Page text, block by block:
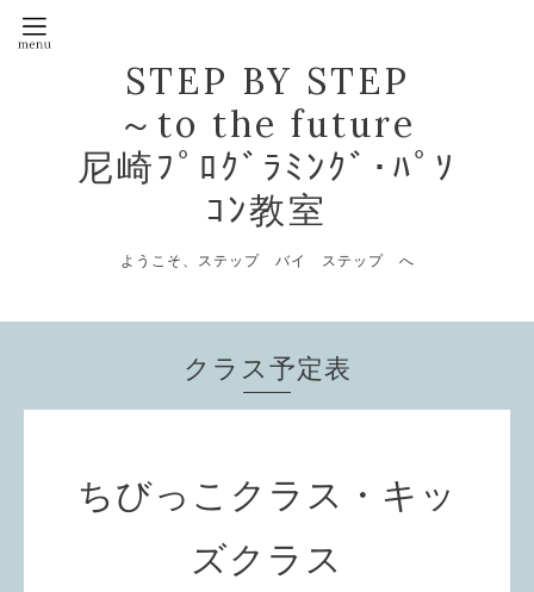
STEP BY STEP
～to the future
尼崎ﾌﾟﾛｸﾞﾗﾐﾝｸﾞ･ﾊﾟｿ
ｺﾝ教室
ようこそ、ステップ バイ ステップ へ
クラス予定表
ちびっこクラス・キッ
ズクラス